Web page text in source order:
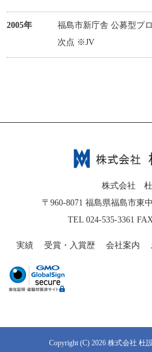
2005年
福島市新庁舎 公募型プ
次点 ※JV
株式会社
〒960-8071 福島県福島市東
TEL 024-535-3361
実績 受賞・入賞歴 会社案内
Copyright (C) 2026 株式会社 杜